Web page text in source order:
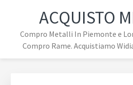
navigazione
primaria
contenuto
principale
pagina
ACQUISTO
Compro Metalli In Piemonte e
Compro Rame. Acquistiamo